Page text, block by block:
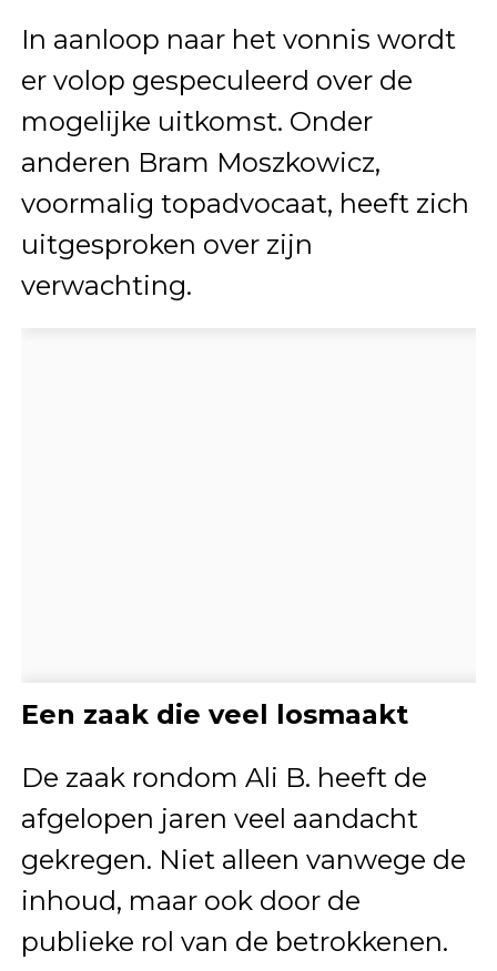
In aanloop naar het vonnis wordt
er volop gespeculeerd over de
mogelijke uitkomst. Onder
anderen Bram Moszkowicz,
voormalig topadvocaat, heeft zich
uitgesproken over zijn
verwachting.
Een zaak die veel losmaakt
De zaak rondom Ali B. heeft de
afgelopen jaren veel aandacht
gekregen. Niet alleen vanwege de
inhoud, maar ook door de
publieke rol van de betrokkenen.